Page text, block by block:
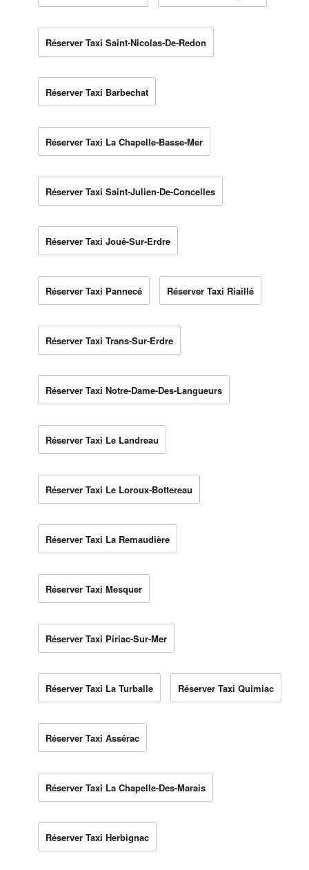
Réserver Taxi Saint-Nicolas-De-Redon
Réserver Taxi Barbechat
Réserver Taxi La Chapelle-Basse-Mer
Réserver Taxi Saint-Julien-De-Concelles
Réserver Taxi Joué-Sur-Erdre
Réserver Taxi Pannecé Réserver Taxi Riaillé
Réserver Taxi Trans-Sur-Erdre
Réserver Taxi Notre-Dame-Des-Langueurs
Réserver Taxi Le Landreau
Réserver Taxi Le Loroux-Bottereau
Réserver Taxi La Remaudière
Réserver Taxi Mesquer
Réserver Taxi Piriac-Sur-Mer
Réserver Taxi La Turballe Réserver Taxi Quimiac
Réserver Taxi Assérac
Réserver Taxi La Chapelle-Des-Marais
Réserver Taxi Herbignac